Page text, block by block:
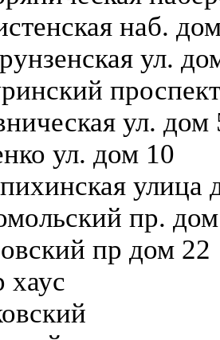
наб.
ул.
ул. дом
ул. дом 10
улица
пр.
пр дом 22
хаус